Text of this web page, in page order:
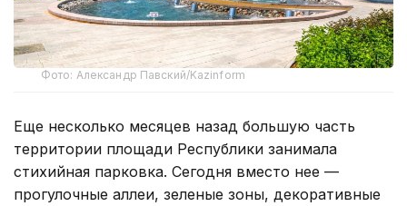
Фото: Александр Павский/Kazinform
Еще несколько месяцев назад большую часть
территории площади Республики занимала
стихийная парковка. Сегодня вместо нее —
прогулочные аллеи, зеленые зоны, декоративные